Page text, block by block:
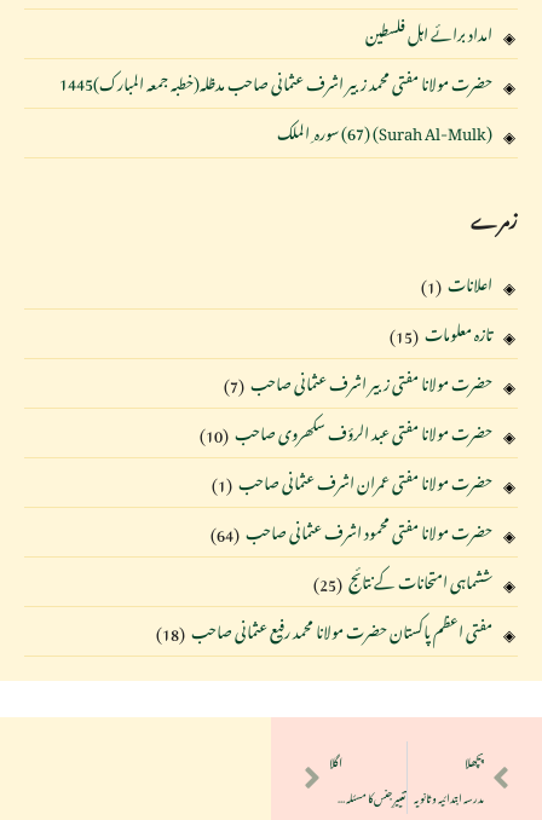
امداد برائے اہل فلسطین
حضرت مولانا مفتی محمد زبیر اشرف عثمانی صاحب مدظلہ(خطبہ جمعہ المبارک)1445
(Surah Al-Mulk) (67) سورہ ِ الملک
زمرے
اعلانات(1)
تازہ معلومات(15)
حضرت مولانا مفتی زبیر اشرف عثمانی صاحب(7)
حضرت مولانا مفتی عبد الرؤف سکھروی صاحب(10)
حضرت مولانا مفتی عمران اشرف عثمانی صاحب(1)
حضرت مولانا مفتی محمود اشرف عثمانی صاحب(64)
ششماہی امتحانات کے نتائج(25)
مفتی اعظم پاکستان حضرت مولانا محمد رفیع عثمانی صاحب(18)
پچھلا
مدرسہ ابتدائیہ و ثانویہ
اگلا
تغییرِ جنس کا مسئلہ ﴿طبی اور شرعی پہلو﴾ مقالہ جامعہ دار العلوم کراچی